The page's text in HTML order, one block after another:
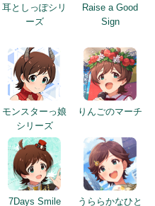
耳としっぽシリ
ーズ
Raise a Good
Sign
モンスターっ娘
シリーズ
りんごのマーチ
7Days Smile
うららかなひと